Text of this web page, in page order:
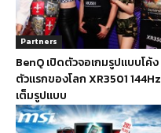
Partners
BenQ เปิดตัวจอเกมรูปแบบโค้ง
ตัวแรกของโลก XR3501 144Hz
เต็มรูปแบบ